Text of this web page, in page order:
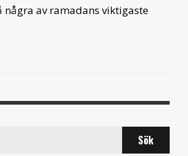
några av ramadans viktigaste